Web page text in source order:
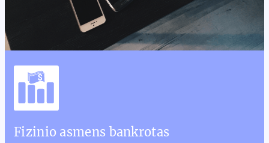
Fizinio asmens bankrotas